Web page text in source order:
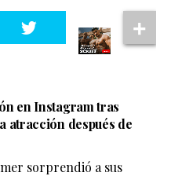
oficial sobre una serie
en Instagram tras
atracción después de
sorprendió a sus